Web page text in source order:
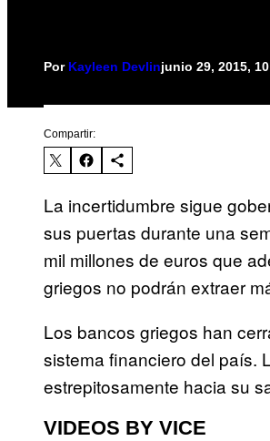
Por Kayleen Devlinjunio 29, 2015,
Compartir:
La incertidumbre sigue
sus puertas durante una
mil millones de euros que
griegos no podrán extraer
Los bancos griegos han
sistema financiero del país.
estrepitosamente hacia su
VIDEOS BY VICE